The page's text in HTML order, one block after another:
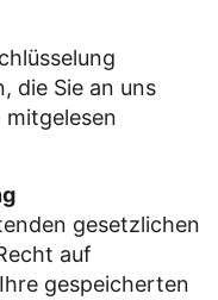
die Sie an uns
gesetzlichen
auf
gespeicherten